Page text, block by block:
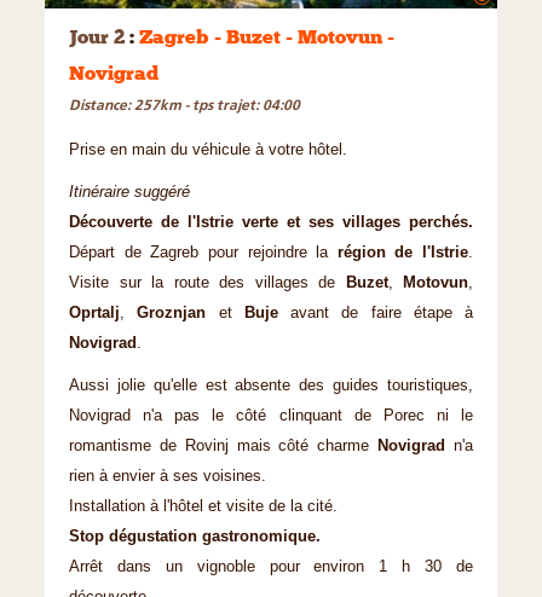
Jour 2 : Zagreb - Buzet - Motovun -
Novigrad
Distance: 257km - tps trajet: 04:00
Prise en main du véhicule à votre hôtel.
Itinéraire suggéré
Découverte de l'Istrie verte et ses villages perchés.
Départ de Zagreb pour rejoindre la région de l'Istrie.
Visite sur la route des villages de
Buzet, Motovun,
Oprtalj,Groznjan et Bujeavant de faire étape à
Novigrad .
Aussi jolie qu'elle est absente des guides touristiques,
Novigrad n'a pas le côté clinquant de Porec ni le
romantisme de Rovinj mais côté charme
Novigrad
n'a
rien à envier à ses voisines.
Installation à l'hôtel et visite de la cité.
Stop dégustation gastronomique.
Arrêt dans un vignoble pour environ 1 h 30 de